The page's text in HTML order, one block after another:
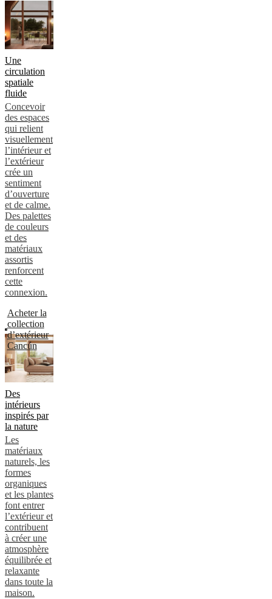
magasin
propos
de
BoConcept Valeurs
de
l’entreprise
presseSavoir-
faire
et
qualitéRencontre
avec
nos
designersPersonnalisation
and
certifications
d’accessibilité
franchiséProfessionals
ProgramProjects
and
news
Une
circulation
spatiale
fluide
Concevoir
des espaces
qui relient
visuellement
l’intérieur et
l’extérieur
crée un
sentiment
d’ouverture
et de calme.
Des palettes
de couleurs
et des
matériaux
assortis
renforcent
cette
connexion.
Acheter la
collection
d’extérieur
Cancún
Des
intérieurs
inspirés par
la nature
Les
matériaux
naturels, les
formes
organiques
et les plantes
font entrer
l’extérieur et
contribuent
à créer une
atmosphère
équilibrée et
relaxante
dans toute la
maison.